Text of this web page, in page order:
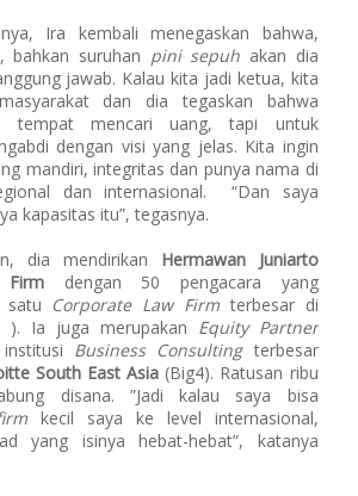
Ira kembali menegaskan bahwa,
bahkan suruhan pini sepuh akan dia
jawab. Kalau kita jadi ketua, kita
dan dia tegaskan bahwa
tempat mencari uang, tapi untuk
dengan visi yang jelas. Kita ingin
mandiri, integritas dan punya nama di
dan internasional. “Dan saya
kapasitas itu”, tegasnya.
dia mendirikan Hermawan Juniarto
dengan 50 pengacara yang
satu Corporate Law Firmterbesar di
). Ia juga merupakan Equity Partner
Business Consultingterbesar
South East Asia (Big4). Ratusan ribu
disana. ”Jadi kalau saya bisa
kecil saya ke level internasional,
yang isinya hebat-hebat”, katanya